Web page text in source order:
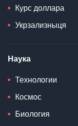
Курс доллара
Укрзализныця
Наука
Технологии
Космос
Биология